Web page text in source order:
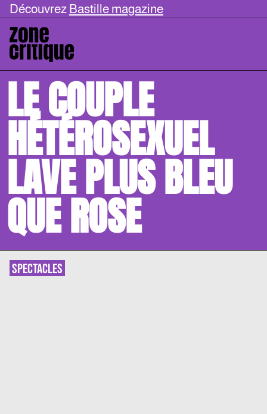
Découvrez Bastille magazine
LE COUPLE
HÉTÉROSEXUEL
LAVE PLUS BLEU
QUE ROSE
SPECTACLES